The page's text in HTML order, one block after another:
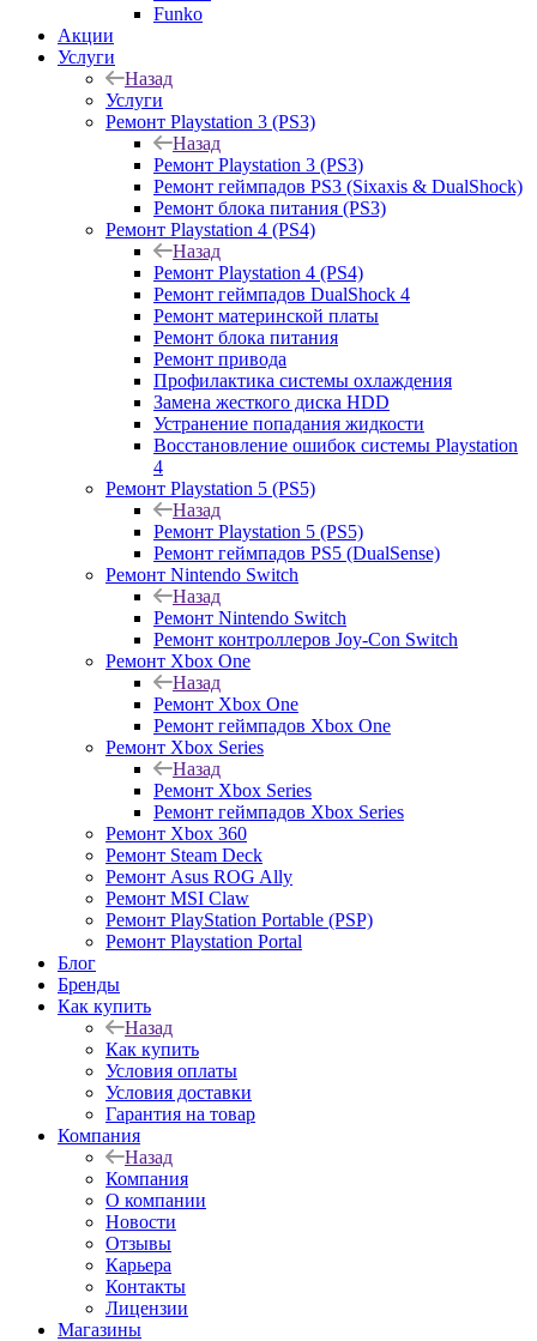
Funko
Акции
Услуги
Назад
Услуги
Ремонт Playstation 3 (PS3)
Назад
Ремонт Playstation 3 (PS3)
Ремонт геймпадов PS3 (Sixaxis & DualShock)
Ремонт блока питания (PS3)
Ремонт Playstation 4 (PS4)
Назад
Ремонт Playstation 4 (PS4)
Ремонт геймпадов DualShock 4
Ремонт материнской платы
Ремонт блока питания
Ремонт привода
Профилактика системы охлаждения
Замена жесткого диска HDD
Устранение попадания жидкости
Восстановление ошибок системы Playstation
4
Ремонт Playstation 5 (PS5)
Назад
Ремонт Playstation 5 (PS5)
Ремонт геймпадов PS5 (DualSense)
Ремонт Nintendo Switch
Назад
Ремонт Nintendo Switch
Ремонт контроллеров Joy-Con Switch
Ремонт Xbox One
Назад
Ремонт Xbox One
Ремонт геймпадов Xbox One
Ремонт Xbox Series
Назад
Ремонт Xbox Series
Ремонт геймпадов Xbox Series
Ремонт Xbox 360
Ремонт Steam Deck
Ремонт Asus ROG Ally
Ремонт MSI Claw
Ремонт PlayStation Portable (PSP)
Ремонт Playstation Portal
Блог
Бренды
Как купить
Назад
Как купить
Условия оплаты
Условия доставки
Гарантия на товар
Компания
Назад
Компания
О компании
Новости
Отзывы
Карьера
Контакты
Лицензии
Магазины